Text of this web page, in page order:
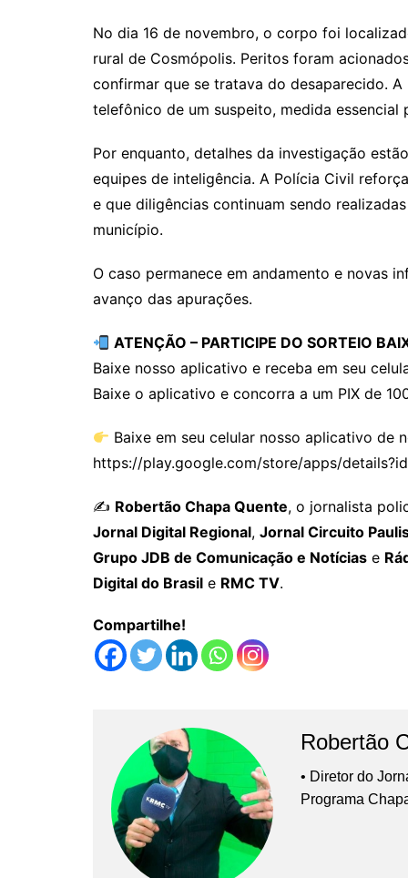
No dia 16 de novembro, o corpo foi
rural de Cosmópolis. Peritos foram
confirmar que se tratava do desaparecido.
telefônico de um suspeito, medida essencial
Por enquanto, detalhes da investigação
equipes de inteligência. A Polícia Civil
e que diligências continuam sendo
município.
O caso permanece em andamento e novas
avanço das apurações.
ATENÇÃO – PARTICIPE DO SORTEIO
Baixe nosso aplicativo e receba em seu
Baixe o aplicativo e concorra a um PIX de
Baixe em seu celular nosso aplicativo de
https://play.google.com/store/apps/
✍️ Robertão Chapa Quente, o jornalista
Jornal Digital Regional, Jornal Circuito
Grupo JDB de Comunicação e Notícias e
Digital do Brasil e RMC TV.
Compartilhe!
Robertão
• Diretor do
Programa